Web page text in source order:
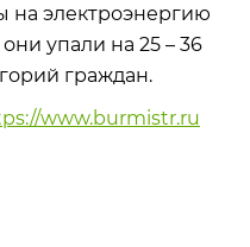
на электроэнергию
упали на 25 – 36
граждан.
www.burmistr.ru